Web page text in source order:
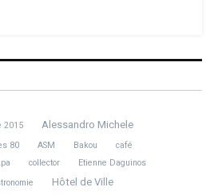
2015
Alessandro Michele
80 ASM Bakou
café
collector
Etienne Daguinos
Hôtel de Ville